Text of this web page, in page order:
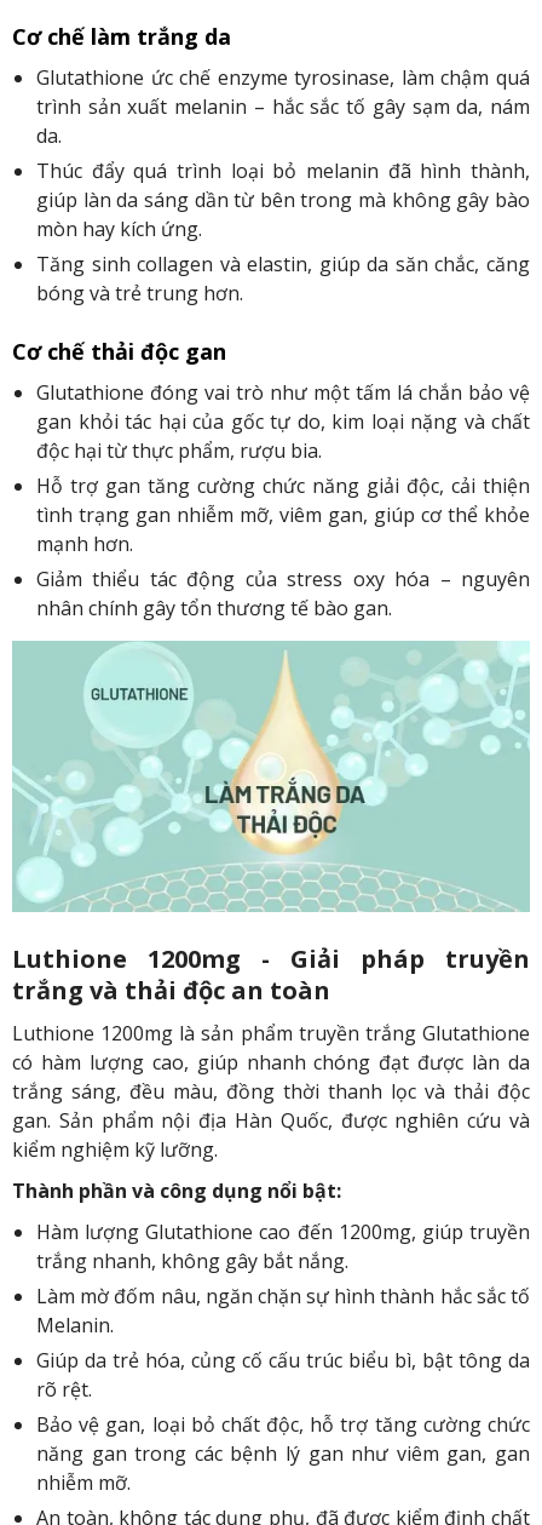
Cơ chế làm trắng da
Glutathione ức chế enzyme tyrosinase, làm chậm quá
trình sản xuất melanin – hắc sắc tố gây sạm da, nám
da.
Thúc đẩy quá trình loại bỏ melanin đã hình thành,
giúp làn da sáng dần từ bên trong mà không gây bào
mòn hay kích ứng.
Tăng sinh collagen và elastin, giúp da săn chắc, căng
bóng và trẻ trung hơn.
Cơ chế thải độc gan
Glutathione đóng vai trò như một tấm lá chắn bảo vệ
gan khỏi tác hại của gốc tự do, kim loại nặng và chất
độc hại từ thực phẩm, rượu bia.
Hỗ trợ gan tăng cường chức năng giải độc, cải thiện
tình trạng gan nhiễm mỡ, viêm gan, giúp cơ thể khỏe
mạnh hơn.
Giảm thiểu tác động của stress oxy hóa – nguyên
nhân chính gây tổn thương tế bào gan.
Luthione 1200mg - Giải pháp truyền
trắng và thải độc an toàn
Luthione 1200mg là sản phẩm truyền trắng Glutathione
có hàm lượng cao, giúp nhanh chóng đạt được làn da
trắng sáng, đều màu, đồng thời thanh lọc và thải độc
gan. Sản phẩm nội địa Hàn Quốc, được nghiên cứu và
kiểm nghiệm kỹ lưỡng.
Thành phần và công dụng nổi bật:
Hàm lượng Glutathione cao đến 1200mg, giúp truyền
trắng nhanh, không gây bắt nắng.
Làm mờ đốm nâu, ngăn chặn sự hình thành hắc sắc tố
Melanin.
Giúp da trẻ hóa, củng cố cấu trúc biểu bì, bật tông da
rõ rệt.
Bảo vệ gan, loại bỏ chất độc, hỗ trợ tăng cường chức
năng gan trong các bệnh lý gan như viêm gan, gan
nhiễm mỡ.
An toàn, không tác dụng phụ, đã được kiểm định chất